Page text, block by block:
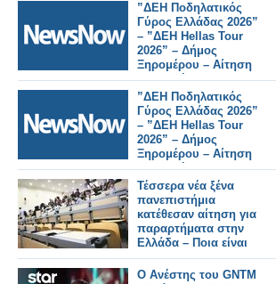
”ΔΕΗ Ποδηλατικός
Γύρος Ελλάδας 2026”
– ”ΔΕΗ Hellas Tour
2026” – Δήμος
Ξηρομέρου – Αίτηση
εθελοντή.
”ΔΕΗ Ποδηλατικός
Γύρος Ελλάδας 2026”
– ”ΔΕΗ Hellas Tour
2026” – Δήμος
Ξηρομέρου – Αίτηση
εθελοντή.
Τέσσερα νέα ξένα
πανεπιστήμια
κατέθεσαν αίτηση για
παραρτήματα στην
Ελλάδα – Ποια είναι
O Ανέστης του GNTM